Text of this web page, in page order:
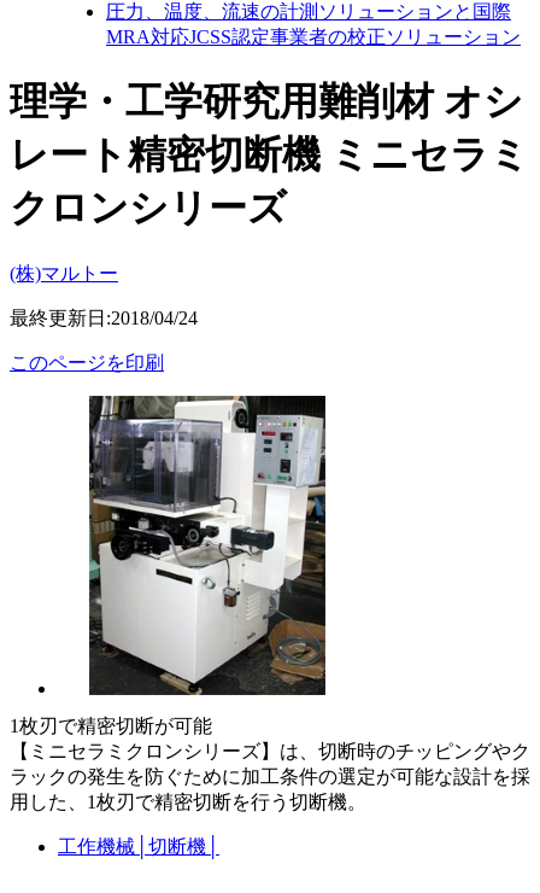
圧力、温度、流速の計測ソリューションと国際
MRA対応JCSS認定事業者の校正ソリューション
理学・工学研究用難削材 オシ
レート精密切断機 ミニセラミ
クロンシリーズ
(株)マルトー
最終更新日:2018/04/24
このページを印刷
1枚刃で精密切断が可能
【ミニセラミクロンシリーズ】は、切断時のチッピングやク
ラックの発生を防ぐために加工条件の選定が可能な設計を採
用した、1枚刃で精密切断を行う切断機。
工作機械 切断機